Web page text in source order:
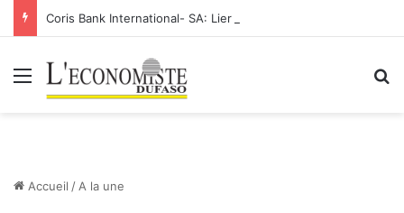
Menu
Accueil / A la une